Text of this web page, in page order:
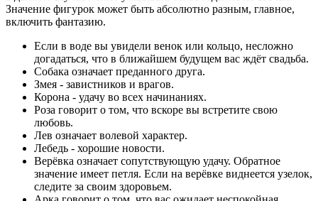
Значение фигурок может быть абсолютно разным, главное,
включить фантазию.
Если в воде вы увидели венок или кольцо, несложно
догадаться, что в ближайшем будущем вас ждёт свадьба.
Собака означает преданного друга.
Змея - завистников и врагов.
Корона - удачу во всех начинаниях.
Роза говорит о том, что вскоре вы встретите свою
любовь.
Лев означает волевой характер.
Лебедь - хорошие новости.
Верёвка означает сопутствующую удачу. Обратное
значение имеет петля. Если на верёвке виднеется узелок,
следите за своим здоровьем.